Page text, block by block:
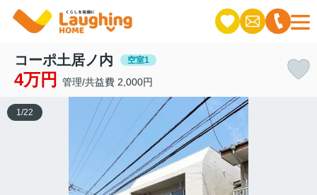
コーポ土居ノ内 空室1
4万円 管理/共益費 2,000円
1 /22